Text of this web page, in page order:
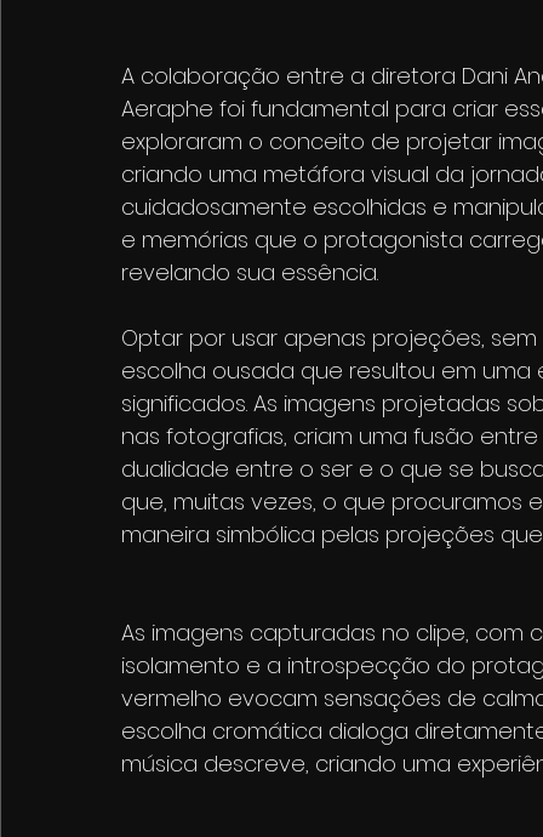
A colaboração entre a diretora Dani
Aeraphe foi fundamental para criar
exploraram o conceito de projetar
criando uma metáfora visual da
cuidadosamente escolhidas e
e memórias que o protagonista
revelando sua essência.
Optar por usar apenas projeções,
escolha ousada que resultou em
significados. As imagens projetadas
nas fotografias, criam uma fusão
dualidade entre o ser e o que se
que, muitas vezes, o que
maneira simbólica pelas projeções
As imagens capturadas no clipe, com
isolamento e a introspecção do
vermelho evocam sensações de
escolha cromática dialoga
música descreve, criando uma